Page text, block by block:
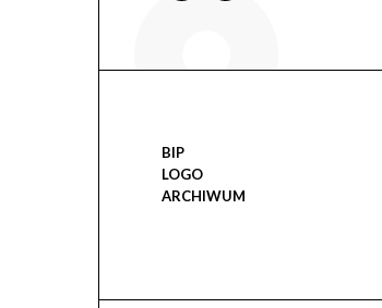
BIP
LOGO
ARCHIWUM